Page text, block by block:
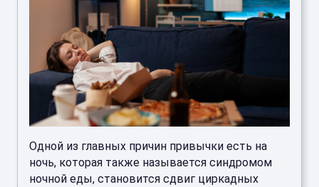
Одной из главных причин привычки есть на
ночь, которая также называется синдромом
ночной еды, становится сдвиг циркадных